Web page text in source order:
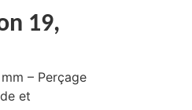
19,
– Perçage
et